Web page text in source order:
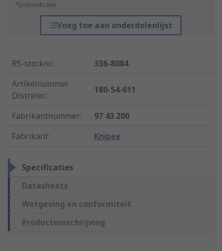
*prijsindicatie
Voeg toe aan onderdelenlijst
RS-stocknr.:
336-8084
Artikelnummer
Distrelec:
180-54-611
Fabrikantnummer:
97 43 200
Fabrikant: Knipex
Specificaties
Datasheets
Wetgeving en conformiteit
Productomschrijving